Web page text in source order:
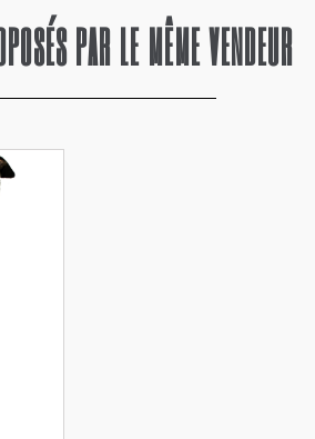
PAR LE MÊME VENDEUR